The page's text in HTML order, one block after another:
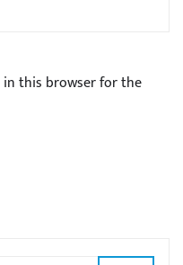
in this browser for the